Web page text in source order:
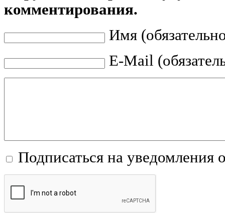
комментирования.
Имя
E-Mail
Подписаться на уведомления